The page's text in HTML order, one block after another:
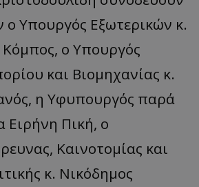
ο Υπουργός Εξωτερικών κ.
ο Υπουργός
και Βιομηχανίας κ.
η Υφυπουργός παρά
Πική, ο
Καινοτομίας και
κ. Νικόδημος